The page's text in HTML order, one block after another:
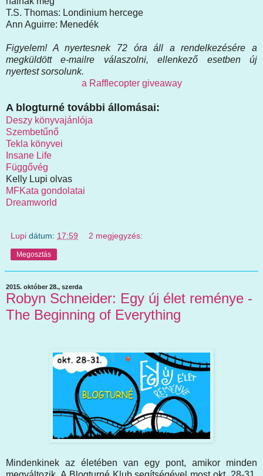
T.S. Thomas: Londinium hercege
Ann Aguirre: Menedék
Figyelem! A nyertesnek 72 óra áll a rendelkezésére a
megküldött e-mailre válaszolni, ellenkező esetben új
nyertest sorsolunk.
a Rafflecopter giveaway
A blogturné további állomásai:
Deszy könyvajánlója
Szembetűnő
Tekla könyvei
Insane Life
Függővég
Kelly Lupi olvas
MFKata gondolatai
Dreamworld
Lupi dátum: 17:59 2 megjegyzés:
Megosztás
2015. október 28., szerda
Robyn Schneider: Egy új élet reménye -
The Beginning of Everything
Mindenkinek az életében van egy pont, amikor minden